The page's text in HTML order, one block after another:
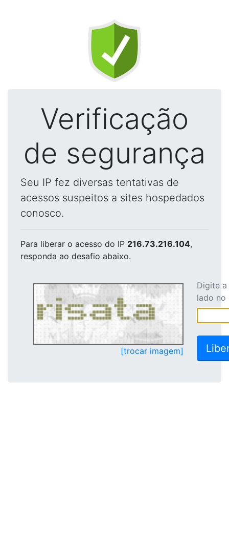
Verificação
de segurança
Seu IP fez diversas tentativas de
acessos suspeitos a sites hospedados
conosco.
Para liberar o acesso do IP 216.73.216.104,
responda ao desafio abaixo.
[trocar imagem]
Digite
lado no